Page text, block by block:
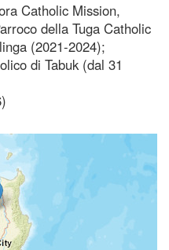
Catholic Mission,
della Tuga Catholic
(2021-2024);
di Tabuk (dal 31